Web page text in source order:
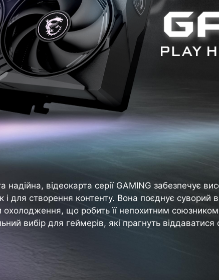
надійна, відеокарта серії GAMING забезпечує
і для створення контенту. Вона поєднує суворий
охолодження, що робить її непохитним
вибір для геймерів, які прагнуть віддаватися